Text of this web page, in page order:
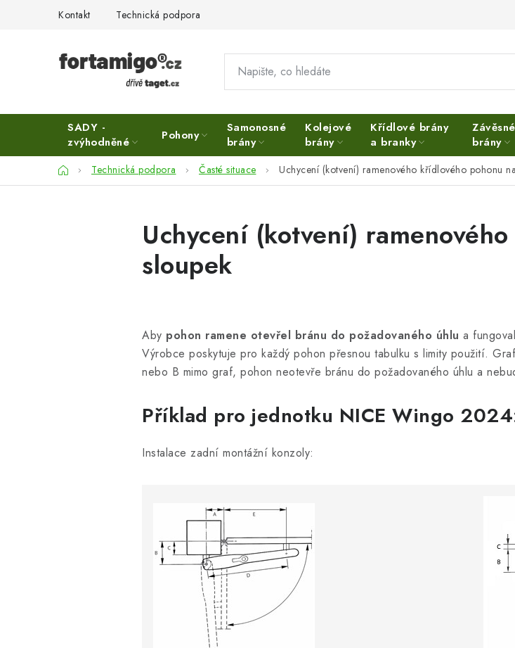
Kontakt Technická podpora
SADY -
zvýhodněné
Pohony
Samonosné
brány
Kolejové
brány
Křídlové brány
a branky
Závěsné
brány
DomůTechnická podpora Časté situace Uchycení (kotvení) ramenového křídlového pohonu
Uchycení (kotvení)
sloupek
Aby pohon ramene otevřel bránu do požadovaného úhlu a
Výrobce poskytuje pro každý pohon přesnou tabulku s limity použití.
nebo B mimo graf, pohon neotevře bránu do požadovaného úhlu a
Příklad pro jednotku NICE Wingo
Instalace zadní montážní konzoly: